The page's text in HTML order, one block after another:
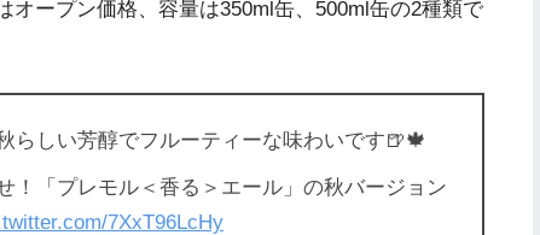
オープン価格、容量は350ml缶、500ml缶の2種類で
らしい芳醇でフルーティーな味わいです🍺🍁
！「プレモル＜香る＞エール」の秋バージョン
7XxT96LcHy